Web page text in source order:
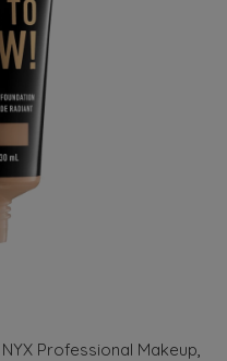
NYX Professional Makeup,